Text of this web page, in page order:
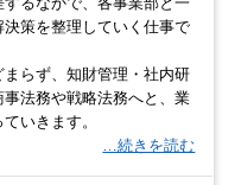
策を整理していく仕事で
らず、知財管理・社内研
法務や戦略法務へと、業
いきます。
…続きを読む